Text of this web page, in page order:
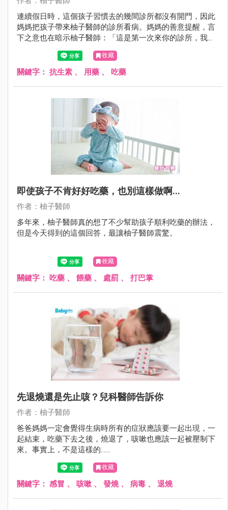
連續假日時，這個孩子習慣去的幾間診所都沒有開門，因此
媽媽把孩子帶來柚子醫師的診所看病。媽媽的善意提醒，言
下之意也在暗示柚子醫師：「這是第一次來你的診所，我怕
你不知道孩子的體質，你要記得藥物中要加抗生素」。
收藏
關鍵字： 抗生素 、 用藥 、 吃藥
即使孩子不肯好好吃藥，也別這樣做啊...
作者：柚子醫師
多年來，柚子醫師真的想了不少幫助孩子順利吃藥的辦法，
但是今天得到的這個回答，最讓柚子醫師震驚。
收藏
關鍵字： 吃藥 、 餵藥 、 處罰 、 打巴掌
先退燒還是先止咳？兒科醫師告訴你
作者：柚子醫師
爸爸媽媽一定會覺得生病時所有的症狀應該要一起出現，一
起結束，吃藥下去之後，燒退了，咳嗽也應該一起被壓制下
來。事實上，不是這樣的......
收藏
關鍵字： 感冒 、 咳嗽 、 發燒、 病毒 、 退燒